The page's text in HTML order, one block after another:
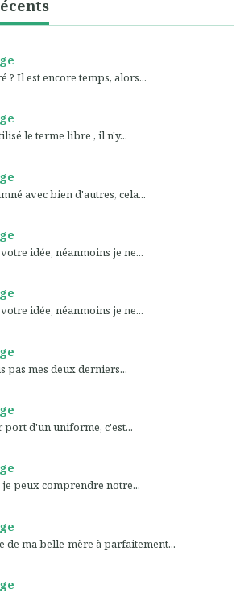
? Il est encore temps, alors...
le terme libre , il n'y...
avec bien d'autres, cela...
idée, néanmoins je ne...
idée, néanmoins je ne...
mes deux derniers...
d'un uniforme, c'est...
peux comprendre notre...
de ma belle-mère à parfaitement...